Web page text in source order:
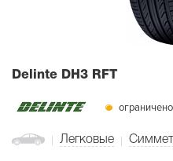
Delinte DH3 RFT
ограничено
Легковые